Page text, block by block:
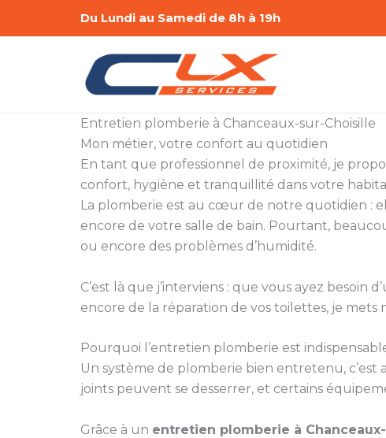
Du Lundi au Samedi de 8h à 19h
Entretien plomberie à Chanceaux-sur-Choisille
Mon métier, votre confort au quotidien
En tant que professionnel de proximité, je
confort, hygiène et tranquillité dans votre
La plomberie est au cœur de notre quotidien :
encore de votre salle de bain. Pourtant,
ou encore des problèmes d’humidité.
C’est là que j’interviens : que vous ayez
encore de la réparation de vos toilettes, je mets
Pourquoi l’entretien plomberie est
Un système de plomberie bien entretenu, c’est
joints peuvent se desserrer, et certains
Grâce à un entretien plomberie à